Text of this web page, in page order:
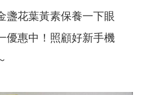
盞花葉黃素保養一下眼
優惠中！照顧好新手機